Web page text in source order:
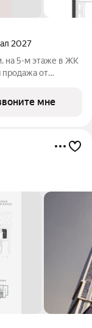
2027
на 5-м этаже в ЖК
продажа от
мне